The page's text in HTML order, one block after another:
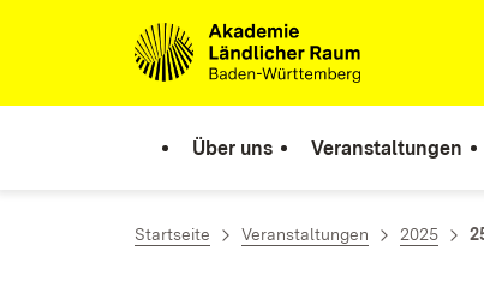
Zum Inhalt springen
Link zur Startseite
Über uns Veranstaltungen
Startseite Veranstaltungen 2025